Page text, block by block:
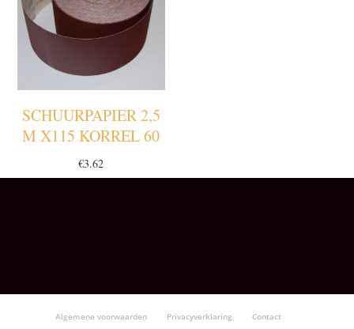
SCHUURPAPIER 2,5
M X115 KORREL 60
€3.62
Algemene voorwaarden Privacyverklaring
Contact